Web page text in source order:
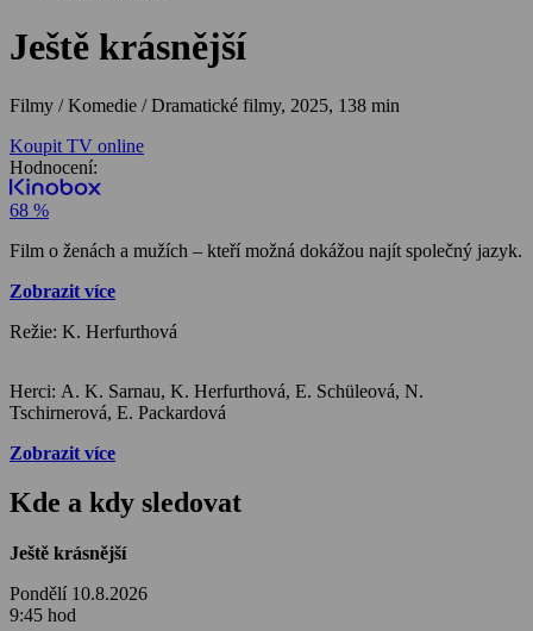
Ještě krásnější
Filmy / Komedie / Dramatické filmy, 2025, 138 min
Koupit TV online
Hodnocení:
68 %
Film o ženách a mužích – kteří možná dokážou najít společný jazyk.
Zobrazit více
Režie: K. Herfurthová
Herci: A. K. Sarnau, K. Herfurthová, E. Schüleová, N.
Tschirnerová, E. Packardová
Zobrazit více
Kde a kdy sledovat
Ještě krásnější
Pondělí 10.8.2026
9:45 hod